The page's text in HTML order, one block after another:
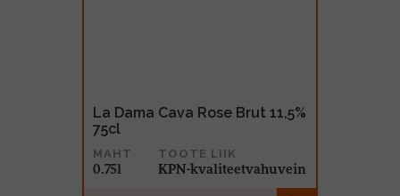
La Dama Cava Rose Brut 11,5%
75cl
MAHT
0.75l
TOOTE LIIK
KPN-kvaliteetvahuvein